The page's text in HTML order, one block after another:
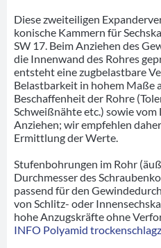
Diese zweiteiligen
konische Kammern für
SW 17. Beim Anziehen des
die Innenwand des Rohres
entsteht eine zugbelastbare
Belastbarkeit in hohem Maße
Beschaffenheit der Rohre
Schweißnähte etc.) sowie
Anziehen; wir empfehlen
Ermittlung der Werte.
Stufenbohrungen im Rohr
Durchmesser des
passend für den
von Schlitz- oder
hohe Anzugskräfte ohne
INFO Polyamid